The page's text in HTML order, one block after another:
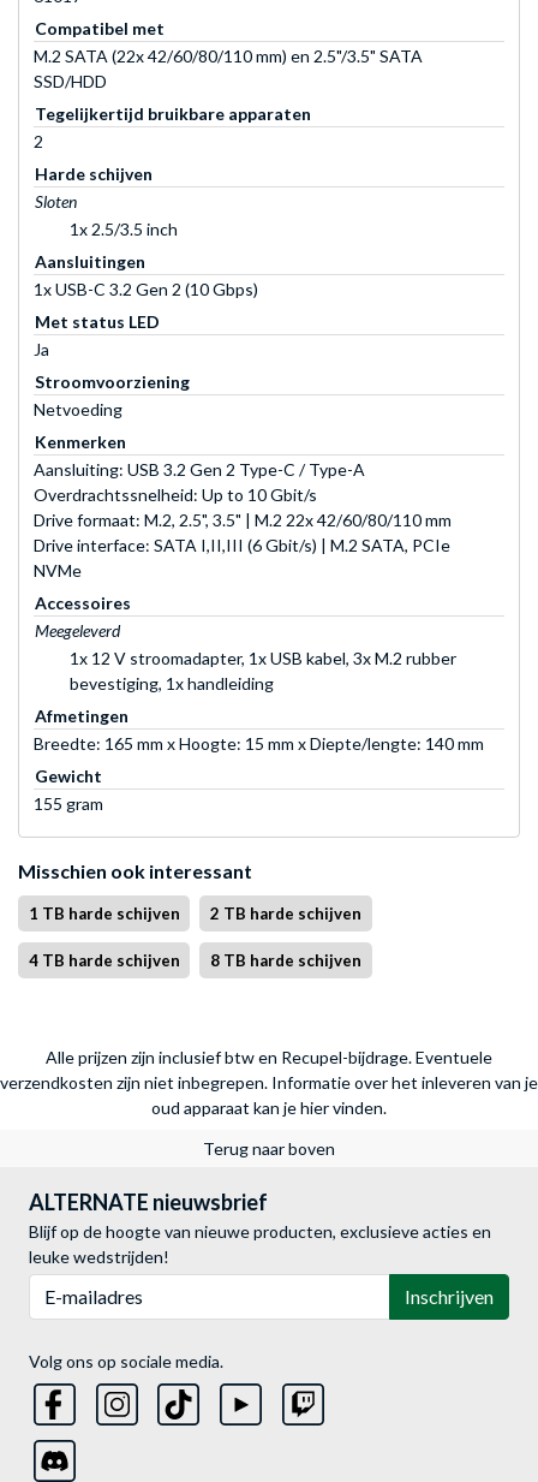
Compatibel met
M.2 SATA (22x 42/60/80/110 mm) en 2.5"/3.5" SATA
SSD/HDD
Tegelijkertijd bruikbare apparaten
2
Harde schijven
Sloten
1x 2.5/3.5 inch
Aansluitingen
1x USB-C 3.2 Gen 2 (10 Gbps)
Met status LED
Ja
Stroomvoorziening
Netvoeding
Kenmerken
Aansluiting: USB 3.2 Gen 2 Type-C / Type-A
Overdrachtssnelheid: Up to 10 Gbit/s
Drive formaat: M.2, 2.5", 3.5" | M.2 22x 42/60/80/110 mm
Drive interface: SATA I,II,III (6 Gbit/s) | M.2 SATA, PCIe
NVMe
Accessoires
Meegeleverd
1x 12 V stroomadapter, 1x USB kabel, 3x M.2 rubber
bevestiging, 1x handleiding
Afmetingen
Breedte: 165 mm x Hoogte: 15 mm x Diepte/lengte: 140 mm
Gewicht
155 gram
Misschien ook interessant
1 TB harde schijven 2 TB harde schijven
4 TB harde schijven 8 TB harde schijven
Alle prijzen zijn inclusief btw en Recupel-bijdrage. Eventuele
verzendkosten zijn niet inbegrepen. Informatie over het inleveren van je
oud apparaat kan je hier vinden.
Terug naar boven
ALTERNATE nieuwsbrief
Blijf op de hoogte van nieuwe producten, exclusieve acties en
leuke wedstrijden!
Inschrijven
Volg ons op sociale media.